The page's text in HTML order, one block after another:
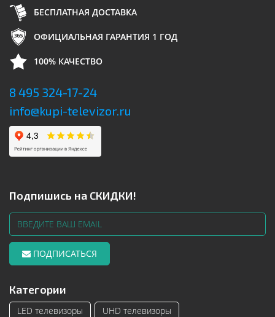
БЕСПЛАТНАЯ ДОСТАВКА
ОФИЦИАЛЬНАЯ ГАРАНТИЯ 1 ГОД
100% КАЧЕСТВО
8 495 324-17-24
info@kupi-televizor.ru
Подпишись на СКИДКИ!
ПОДПИСАТЬСЯ
Категории
LED телевизоры
UHD телевизоры